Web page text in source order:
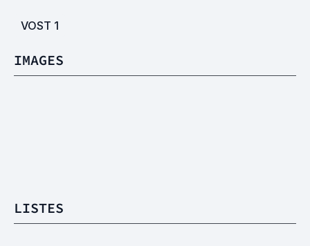
VOST 1
IMAGES
LISTES